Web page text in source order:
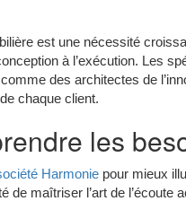
est une nécessité
à l’exécution. Les
des architectes de
chaque client.
les
Harmonie pour mieux
de maîtriser l’art de l’écoute